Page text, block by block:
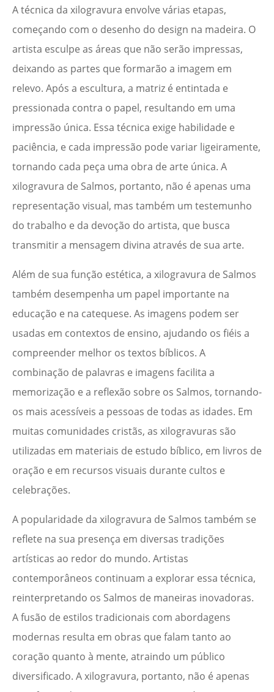
A técnica da xilogravura envolve várias etapas,
começando com o desenho do design na madeira. O
artista esculpe as áreas que não serão impressas,
deixando as partes que formarão a imagem em
relevo. Após a escultura, a matriz é entintada e
pressionada contra o papel, resultando em uma
impressão única. Essa técnica exige habilidade e
paciência, e cada impressão pode variar ligeiramente,
tornando cada peça uma obra de arte única. A
xilogravura de Salmos, portanto, não é apenas uma
representação visual, mas também um testemunho
do trabalho e da devoção do artista, que busca
transmitir a mensagem divina através de sua arte.
Além de sua função estética, a xilogravura de Salmos
também desempenha um papel importante na
educação e na catequese. As imagens podem ser
usadas em contextos de ensino, ajudando os fiéis a
compreender melhor os textos bíblicos. A
combinação de palavras e imagens facilita a
memorização e a reflexão sobre os Salmos, tornando-
os mais acessíveis a pessoas de todas as idades. Em
muitas comunidades cristãs, as xilogravuras são
utilizadas em materiais de estudo bíblico, em livros de
oração e em recursos visuais durante cultos e
celebrações.
A popularidade da xilogravura de Salmos também se
reflete na sua presença em diversas tradições
artísticas ao redor do mundo. Artistas
contemporâneos continuam a explorar essa técnica,
reinterpretando os Salmos de maneiras inovadoras.
A fusão de estilos tradicionais com abordagens
modernas resulta em obras que falam tanto ao
coração quanto à mente, atraindo um público
diversificado. A xilogravura, portanto, não é apenas